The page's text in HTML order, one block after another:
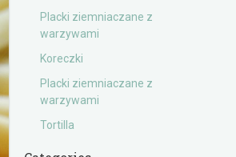
Placki ziemniaczane z
warzywami
Koreczki
Placki ziemniaczane z
warzywami
Tortilla